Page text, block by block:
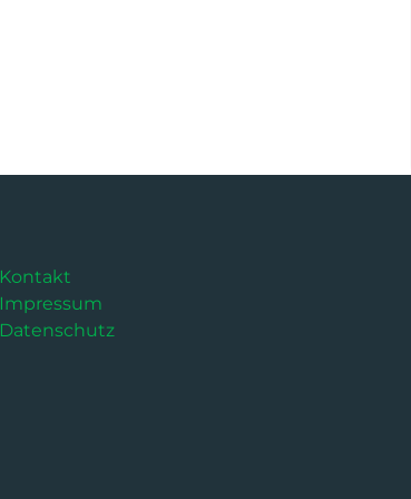
Kontakt
Impressum
Datenschutz